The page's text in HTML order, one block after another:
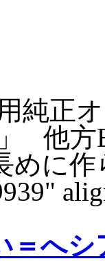
純正
他方
めに
＝へシ